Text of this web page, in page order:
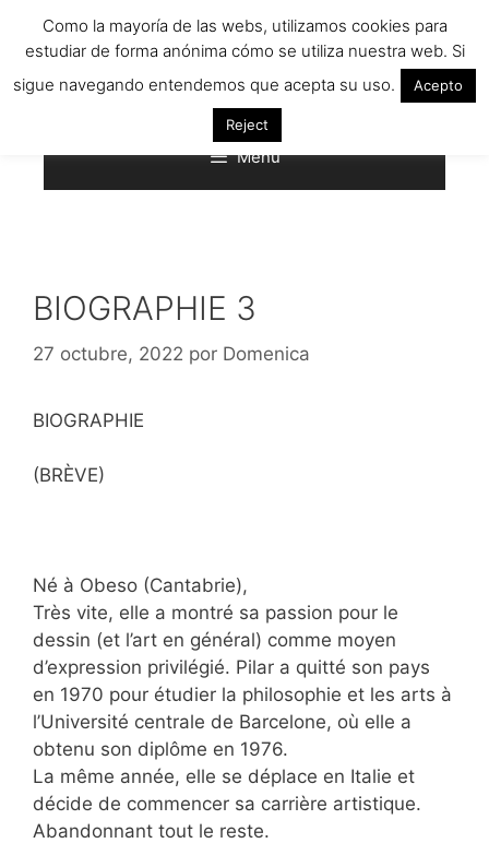
Menú
BIOGRAPHIE 3
27 octubre, 2022 por Domenica
BIOGRAPHIE
(BRÈVE)
Né à Obeso (Cantabrie),
Très vite, elle a montré sa passion pour le
dessin (et l’art en général) comme moyen
d’expression privilégié. Pilar a quitté son pays
en 1970 pour étudier la philosophie et les arts à
l’Université centrale de Barcelone, où elle a
obtenu son diplôme en 1976.
La même année, elle se déplace en Italie et
décide de commencer sa carrière artistique.
Abandonnant tout le reste.
Como la mayoría de las webs, utilizamos cookies para
estudiar de forma anónima cómo se utiliza nuestra web. Si
sigue navegando entendemos que acepta su uso.
Acepto
Reject